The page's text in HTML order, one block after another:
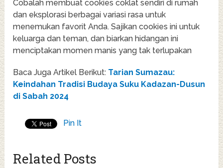
Cobalah membuat cookies coklat sendiri di rumah
dan eksplorasi berbagai variasi rasa untuk
menemukan favorit Anda. Sajikan cookies ini untuk
keluarga dan teman, dan biarkan hidangan ini
menciptakan momen manis yang tak terlupakan
Baca Juga Artikel Berikut: Tarian Sumazau:
Keindahan Tradisi Budaya Suku Kadazan-Dusun
di Sabah 2024
Pin It
Related Posts